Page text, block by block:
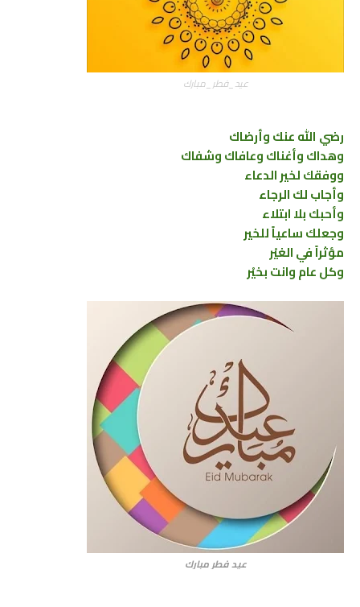
عيد_فطر_مبارك
رضي الله عنك وأرضاك
وهداك وأغناك وعافاك وشفاك
ووفقك لخير الدعاء
وأجاب لك الرجاء
وأحبك بلا ابتلاء
وجعلك ساعياً للخير
مؤثراً في الغيْر
وكل عام وانت بخيْر
عيد فطر مبارك